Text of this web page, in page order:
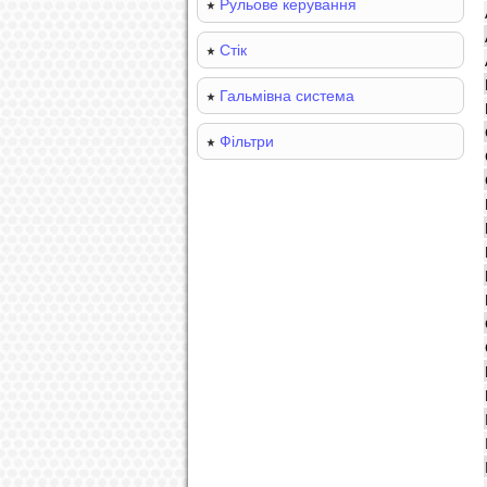
Рульове керування
Стік
Гальмівна система
Фільтри